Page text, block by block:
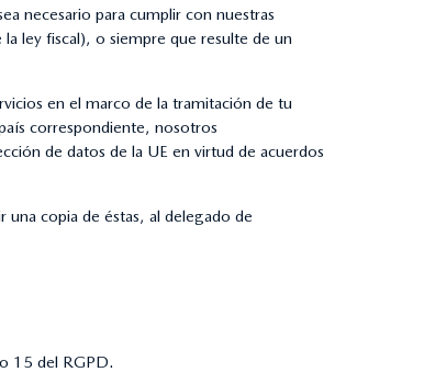
necesario para cumplir con nuestras
ley fiscal), o siempre que resulte de un
en el marco de la tramitación de tu
correspondiente, nosotros
de datos de la UE en virtud de acuerdos
una copia de éstas, al delegado de
15 del RGPD.